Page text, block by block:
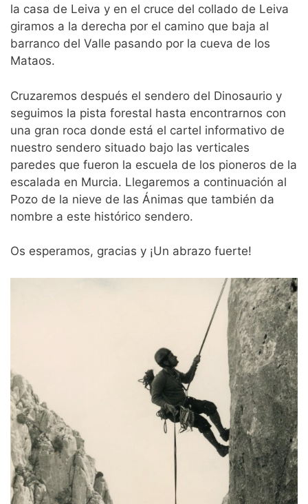
la casa de Leiva y en el cruce del collado de Leiva
giramos a la derecha por el camino que baja al
barranco del Valle pasando por la cueva de los
Mataos.
Cruzaremos después el sendero del Dinosaurio y
seguimos la pista forestal hasta encontrarnos con
una gran roca donde está el cartel informativo de
nuestro sendero situado bajo las verticales
paredes que fueron la escuela de los pioneros de la
escalada en Murcia. Llegaremos a continuación al
Pozo de la nieve de las Ánimas que también da
nombre a este histórico sendero.
Os esperamos, gracias y ¡Un abrazo fuerte!